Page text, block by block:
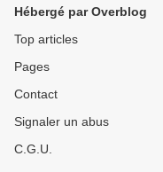
Hébergé par Overblog
Top articles
Pages
Contact
Signaler un abus
C.G.U.